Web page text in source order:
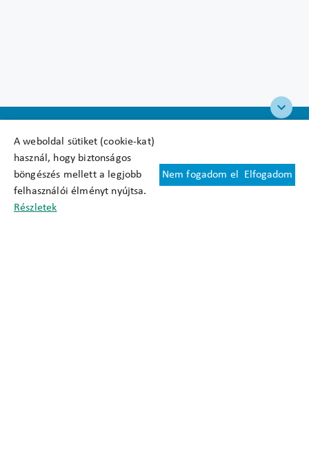
A weboldal sütiket (cookie-kat)
használ, hogy biztonságos
böngészés mellett a legjobb
felhasználói élményt nyújtsa.
Részletek
Nem fogadom el Elfogadom
Felhasználási feltételek